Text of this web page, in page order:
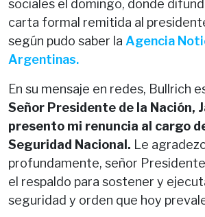
sociales el domingo, donde
carta formal remitida al
según pudo saber la Agencia
Argentinas.
En su mensaje en redes, Bullrich
Señor Presidente de la Nación,
presento mi renuncia al cargo
Seguridad Nacional. Le
profundamente, señor
el respaldo para sostener y
seguridad y orden que hoy